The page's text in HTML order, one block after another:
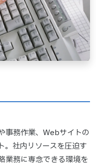
事務作業、Webサイトの
。社内リソースを圧迫す
業務に専念できる環境を